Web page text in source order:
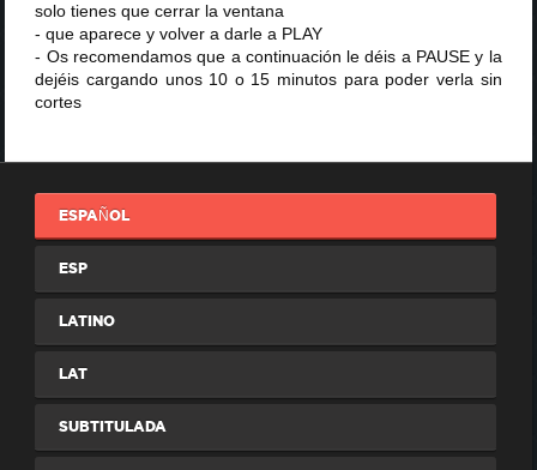
solo tienes que cerrar la ventana
- que aparece y volver a darle a PLAY
- Os recomendamos que a continuación le déis a PAUSE y la
dejéis cargando unos 10 o 15 minutos para poder verla sin
cortes
ESPAÑOL
ESP
LATINO
LAT
SUBTITULADA